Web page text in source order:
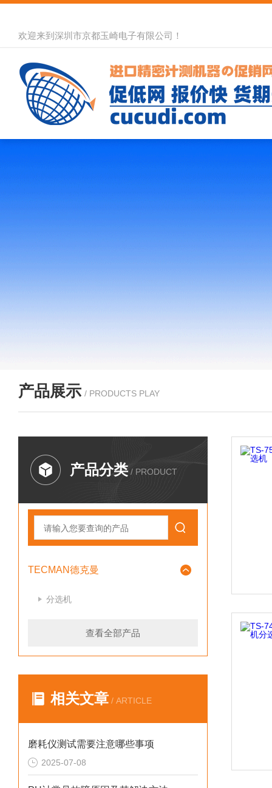
欢迎来到深圳市京都玉崎电子有限公司！
产品展示 / PRODUCTS PLAY
产品分类 / PRODUCT
TECMAN德克曼
分选机
查看全部产品
相关文章 / ARTICLE
磨耗仪测试需要注意哪些事项
2025-07-08